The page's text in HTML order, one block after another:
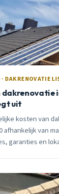
DAKRENOVATIE
uit
kosten van
afhankelijk van
garanties en